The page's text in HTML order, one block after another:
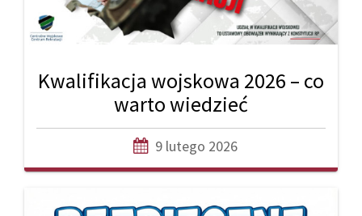
Kwalifikacja wojskowa 2026 – co
warto wiedzieć
9 lutego 2026